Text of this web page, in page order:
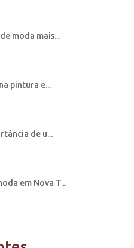
moda mais...
pintura e...
de u...
em Nova T...